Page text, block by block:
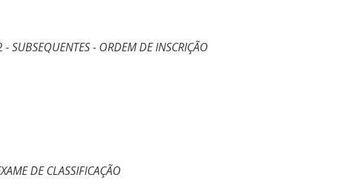
- SUBSEQUENTES - ORDEM DE INSCRIÇÃO
DE CLASSIFICAÇÃO